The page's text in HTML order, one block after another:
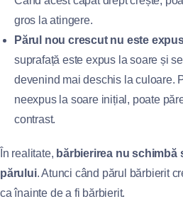
gros la atingere.
Părul nou crescut nu este
suprafață este expus la soare și
devenind mai deschis la culoare.
neexpus la soare inițial, poate
contrast.
În realitate, bărbierirea nu schimbă
părului. Atunci când părul bărbierit
ca înainte de a fi bărbierit.